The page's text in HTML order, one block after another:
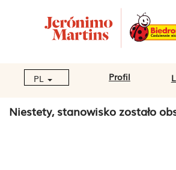
PL Profil
Niestety, stanowisko zostało